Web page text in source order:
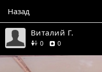
Назад
Виталий Г.
0друзей
0отзывов